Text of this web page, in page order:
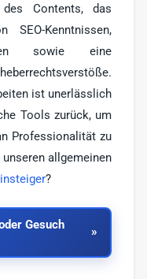
Contents, das
Kenntnissen,
sowie eine
ist unerlässlich
Tools zurück, um
Professionalität zu
allgemeinen
?
Gesuch